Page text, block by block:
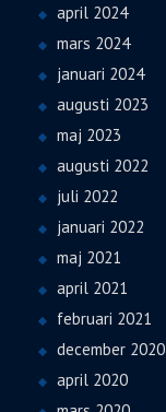
april 2024
mars 2024
januari 2024
augusti 2023
maj 2023
augusti 2022
juli 2022
januari 2022
maj 2021
april 2021
februari 2021
december 2020
april 2020